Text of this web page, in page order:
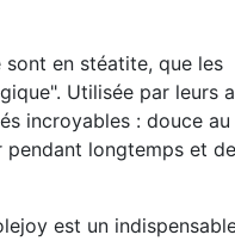
en stéatite, que les
Utilisée par leurs
incroyables : douce
pendant longtemps et de
est un